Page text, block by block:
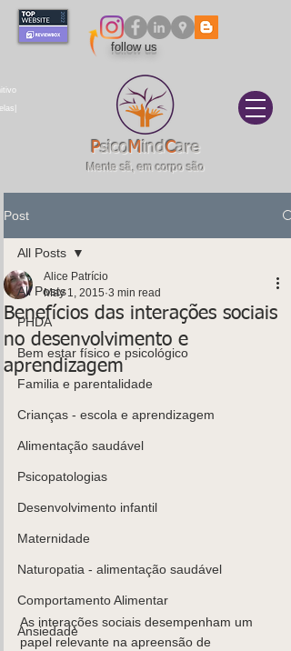
PsicoMindCare
Mente sã, em corpo são
follow us
KidsCare
Post
All Posts
PHDA
Bem estar físico e psicológico
Familia e parentalidade
Crianças - escola e aprendizagem
Alimentação saudável
Psicopatologias
Desenvolvimento infantil
Maternidade
Naturopatia - alimentação saudável
Comportamento Alimentar
Ansiedade
All Posts
Benefícios das interações sociais
no desenvolvimento e
aprendizagem
Alice Patrício
May 1, 2015 3 min read
As interações sociais desempenham um
papel relevante na apreensão de